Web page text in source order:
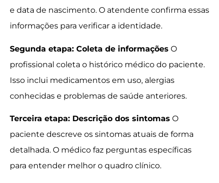
e data de nascimento. O atendente confirma essas
informações para verificar a identidade.
Segunda etapa: Coleta de informações O
profissional coleta o histórico médico do paciente.
Isso inclui medicamentos em uso, alergias
conhecidas e problemas de saúde anteriores.
Terceira etapa: Descrição dos sintomas O
paciente descreve os sintomas atuais de forma
detalhada. O médico faz perguntas específicas
para entender melhor o quadro clínico.